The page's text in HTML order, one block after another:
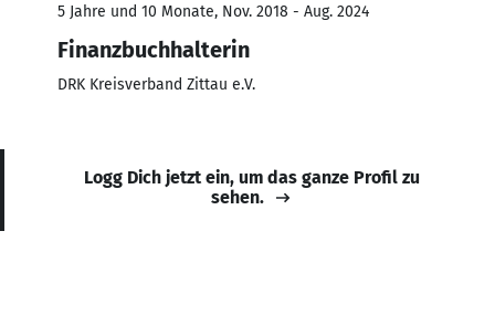
5 Jahre und 10 Monate, Nov. 2018 - Aug. 2024
Finanzbuchhalterin
DRK Kreisverband Zittau e.V.
Logg Dich jetzt ein, um das ganze Profil zu
sehen.